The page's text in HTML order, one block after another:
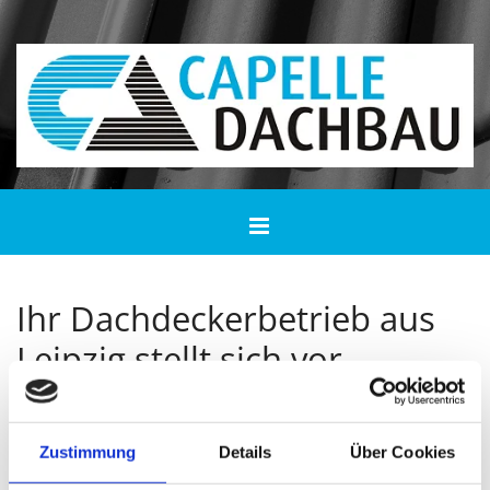
Zustimmung Details Über Cookies
Zum Inhalt springen
Ihr Dachdeckerbetrieb aus
Leipzig stellt sich vor
Capelle Dachbau GmbH – ein
Unternehmen mit langer
Familientradition